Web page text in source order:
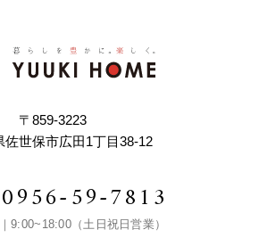
〒859-3223
佐世保市広田1丁目38-12
0956-59-7813
9:00~18:00（土日祝日営業）